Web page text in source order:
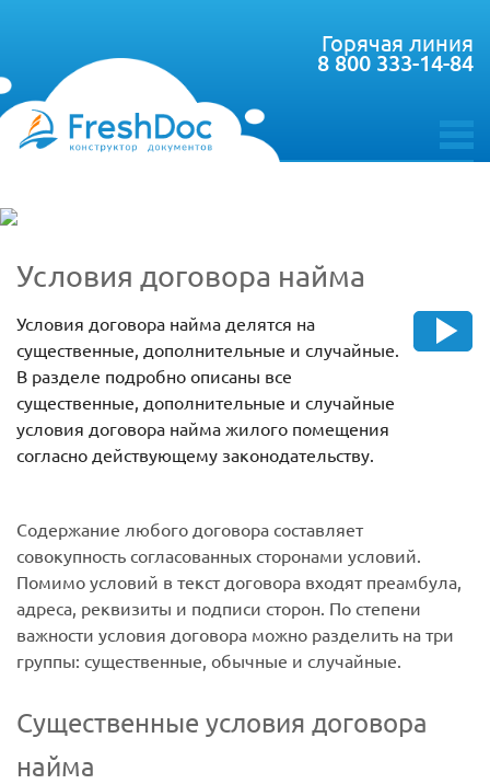
toggle
Горячая линия
8 800 333-14-84
Условия договора найма
Условия договора найма делятся на
существенные, дополнительные и случайные.
В разделе подробно описаны все
существенные, дополнительные и случайные
условия договора найма жилого помещения
согласно действующему законодательству.
Содержание любого договора составляет
совокупность согласованных сторонами условий.
Помимо условий в текст договора входят преамбула,
адреса, реквизиты и подписи сторон. По степени
важности условия договора можно разделить на три
группы: существенные, обычные и случайные.
Существенные условия договора
найма